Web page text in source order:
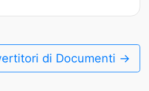
di Documenti →